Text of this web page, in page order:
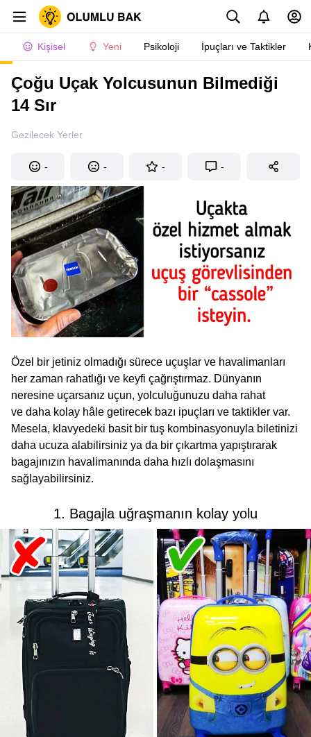
Kişisel Yeni Psikoloji İpuçları ve Taktikler
Çoğu Uçak Yolcusunun Bilmediği
14 Sır
Gezilecek Yerler
- - - -
Özel bir jetiniz olmadığı sürece uçuşlar ve havalimanları
her zaman rahatlığı ve keyfi çağrıştırmaz. Dünyanın
neresine uçarsanız uçun, yolculuğunuzu daha rahat
ve daha kolay hâle getirecek bazı ipuçları ve taktikler var.
Mesela, klavyedeki basit bir tuş kombinasyonuyla biletinizi
daha ucuza alabilirsiniz ya da bir çıkartma yapıştırarak
bagajınızın havalimanında daha hızlı dolaşmasını
sağlayabilirsiniz.
1. Bagajla uğraşmanın kolay yolu